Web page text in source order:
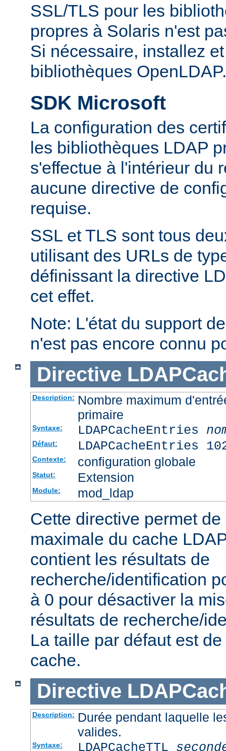
SSL/TLS pour les
propres à Solaris n'est
Si nécessaire, installez
bibliothèques OpenLDAP.
SDK Microsoft
La configuration des
les bibliothèques LDAP
s'effectue à l'intérieur du
aucune directive de
requise.
SSL et TLS sont tous
utilisant des URLs de
définissant la directive
cet effet.
Note: L'état du support
n'est pas encore connu
Directive
Description: Nombre maximum
primaire
Syntaxe: LDAPCacheEntries
Défaut: LDAPCacheEntries
Contexte: configuration globale
Statut: Extension
Module: mod_ldap
Cette directive permet
maximale du cache
contient les résultats de
recherche/identification
à 0 pour désactiver la
résultats de recherche/
La taille par défaut est
cache.
Directive
Description: Durée pendant laquelle
valides.
Syntaxe: LDAPCacheTTL